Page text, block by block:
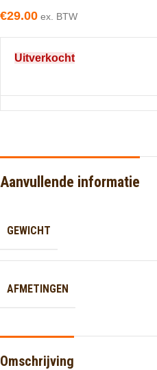
€29.00 ex. BTW
Uitverkocht
Aanvullende informatie
GEWICHT
AFMETINGEN
Omschrijving